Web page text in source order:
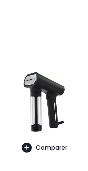
Comparer